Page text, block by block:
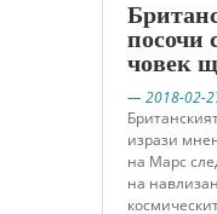
посочи
човек
— 2018-02-
изрази
на Марс
на